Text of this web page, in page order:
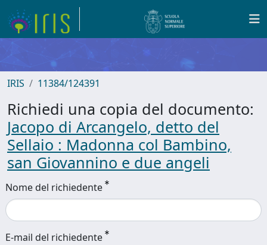
IRIS 11384/124391
Richiedi una copia del documento:
Jacopo di Arcangelo, detto del
Sellaio : Madonna col Bambino,
san Giovannino e due angeli
Nome del richiedente
E-mail del richiedente